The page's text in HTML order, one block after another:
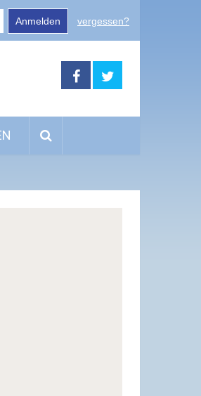
Anmelden vergessen?